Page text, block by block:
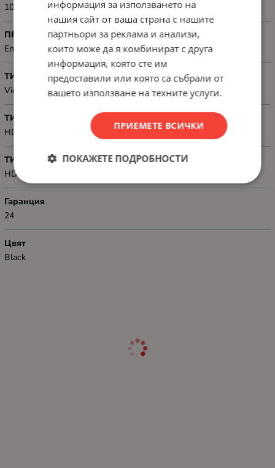
100 m
ПРЕДНАЗНАЧЕН ЗА
Електронна техника
ТИП
Video
ТИП КОНЕКТОР 1
HDMI, M
ТИП КОНЕКТОР 2
HDMI, M
Гаранция
24
Цвят
Black
информация за използването на
нашия сайт от ваша страна с нашите
партньори за реклама и анализи,
които може да я комбинират с друга
информация, която сте им
предоставили или която са събрали от
вашето използване на техните услуги.
ПРИЕМЕТЕ ВСИЧКИ
ПОКАЖЕТЕ ПОДРОБНОСТИ